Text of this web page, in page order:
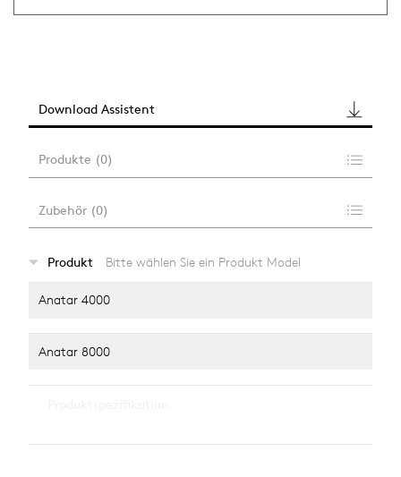
Download Assistent
Produkte (0)
Zubehör (0)
alle anzeigen
Produkt Bitte wählen Sie ein Produkt Model
Anatar 4000
Anatar 8000